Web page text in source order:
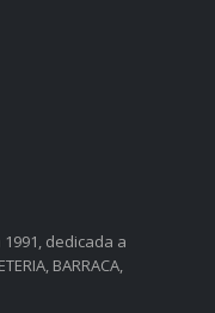
dedicada a
BARRACA,